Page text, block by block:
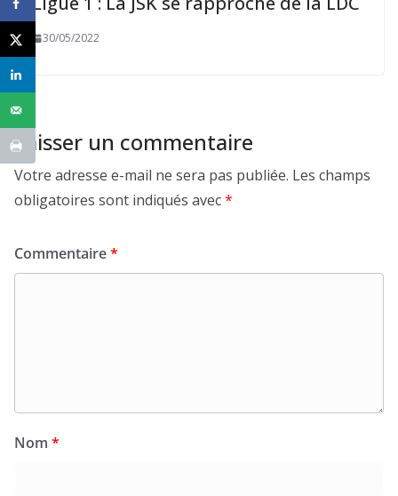
30/05/2022
Laisser un commentaire
Votre adresse e-mail ne sera pas publiée. Les champs
obligatoires sont indiqués avec*
Commentaire*
Nom *